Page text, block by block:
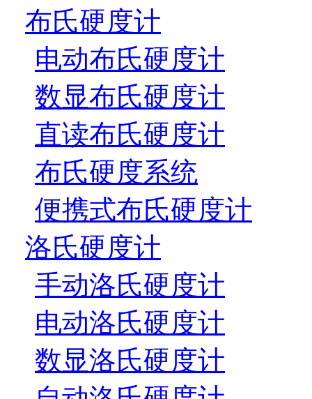
布氏硬度计
电动布氏硬度计
数显布氏硬度计
直读布氏硬度计
布氏硬度系统
便携式布氏硬度计
洛氏硬度计
手动洛氏硬度计
电动洛氏硬度计
数显洛氏硬度计